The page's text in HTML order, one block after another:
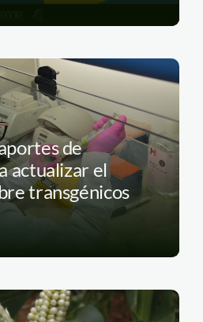
de
actualizar el
transgénicos